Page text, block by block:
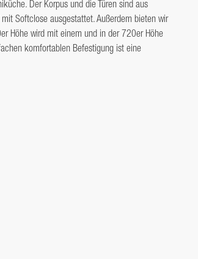
Der Korpus und die Türen sind aus
Softclose ausgestattet. Außerdem bieten wir
Höhe wird mit einem und in der 720er Höhe
komfortablen Befestigung ist eine